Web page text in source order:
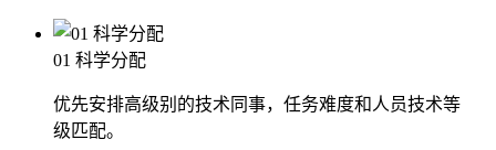
01 科学分配
优先安排高级别的技术同事，任务难度和人员技术等
级匹配。